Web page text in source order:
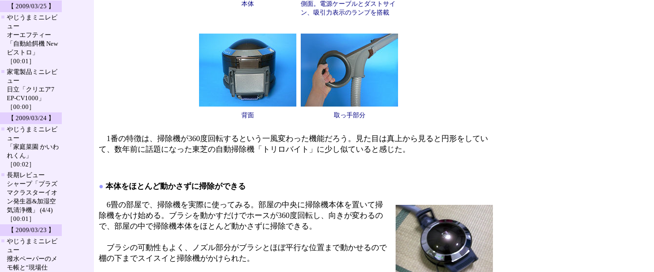
【 2009/03/25 】
■ やじうまミニレビ
ュー
オーエフティー
「自動給餌機 New
ビストロ」
［00:01］
■ 家電製品ミニレビ
ュー
日立「クリエア7
EP-CV1000」
［00:00］
【 2009/03/24 】
■ やじうまミニレビ
ュー
「家庭菜園 かいわ
れくん」
［00:02］
■ 長期レビュー
シャープ「プラズ
マクラスターイオ
ン発生器&加湿空
気清浄機」 (4/4)
［00:01］
【 2009/03/23 】
■ やじうまミニレビ
ュー
撥水ペーパーのメ
モ帳と“現場仕
本体
側面。電源ケーブルとダストサイ
ン、吸引力表示のランプを搭載
背面 取っ手部分
1番の特徴は、掃除機が360度回転するという一風変わった機能だろう。見た目は真上から見ると円形をしてい
て、数年前に話題になった東芝の自動掃除機「トリロバイト」に少し似ていると感じた。
● 本体をほとんど動かさずに掃除ができる
6畳の部屋で、掃除機を実際に使ってみる。部屋の中央に掃除機本体を置いて掃
除機をかけ始める。ブラシを動かすだけでホースが360度回転し、向きが変わるの
で、部屋の中で掃除機本体をほとんど動かさずに掃除できる。
ブラシの可動性もよく、ノズル部分がブラシとほぼ平行な位置まで動かせるので
棚の下までスイスイと掃除機がかけられた。